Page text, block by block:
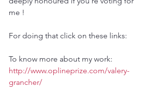
me !
For doing that click on these links:
To know more about my work:
http://www.oplineprize.com/valery-
grancher/​